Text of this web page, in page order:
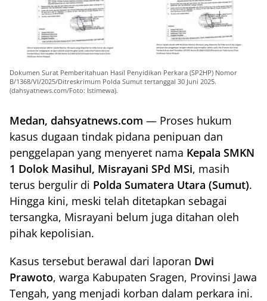
Dokumen Surat Pemberitahuan Hasil Penyidikan Perkara (SP2HP) Nomor
B/1368/VI/2025/Ditreskrimum Polda Sumut tertanggal 30 Juni 2025.
(dahsyatnews.com/Foto: Istimewa).
Medan, dahsyatnews.com — Proses hukum
kasus dugaan tindak pidana penipuan dan
penggelapan yang menyeret nama Kepala SMKN
1 Dolok Masihul, Misrayani SPd MSi, masih
terus bergulir di Polda Sumatera Utara (Sumut).
Hingga kini, meski telah ditetapkan sebagai
tersangka, Misrayani belum juga ditahan oleh
pihak kepolisian.
Kasus tersebut berawal dari laporan Dwi
Prawoto, warga Kabupaten Sragen, Provinsi Jawa
Tengah, yang menjadi korban dalam perkara ini.